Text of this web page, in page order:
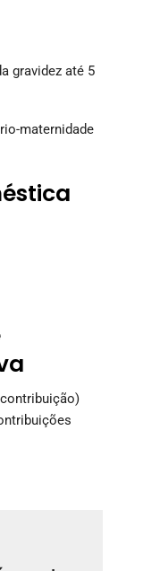
gravidez até 5
maternidade